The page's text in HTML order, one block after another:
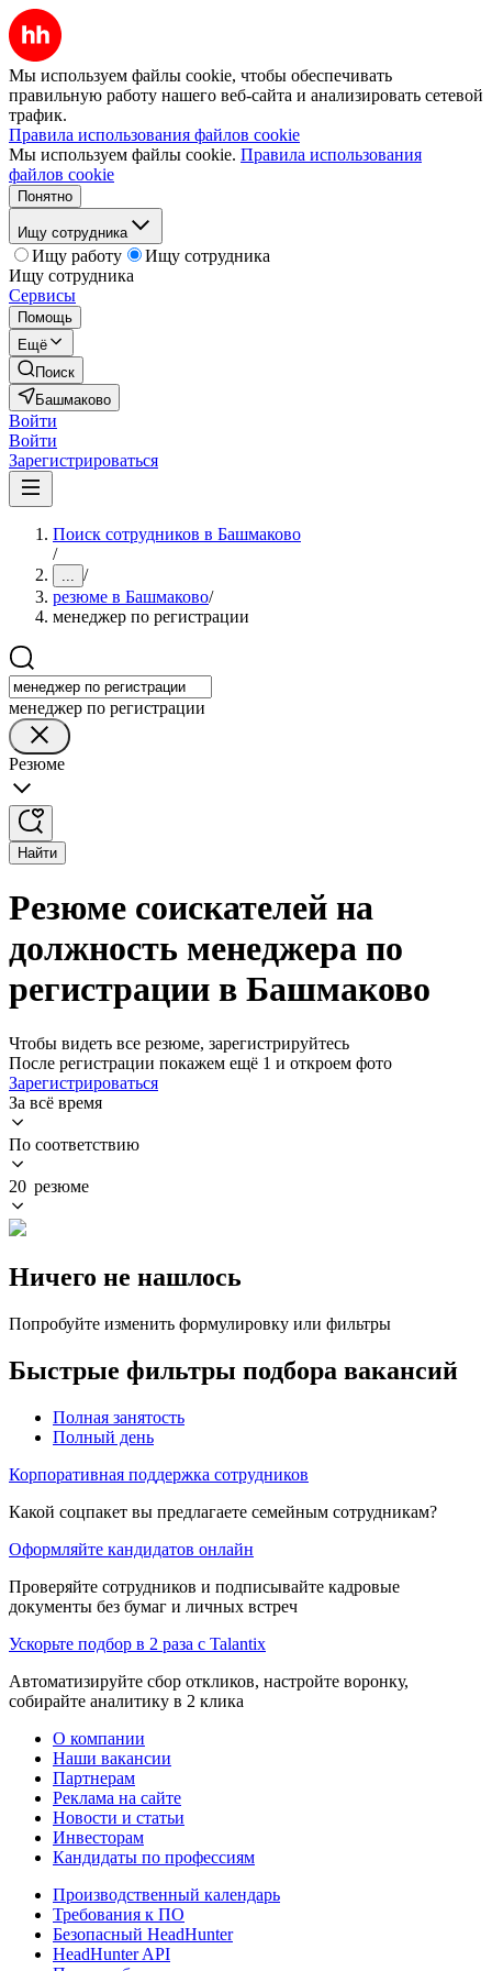
Мы используем файлы cookie, чтобы обеспечивать
правильную работу нашего веб-сайта и анализировать сетевой
трафик.
Правила использования файлов cookie
Мы используем файлы cookie. Правила использования
файлов cookie
Понятно
Ищу сотрудника
Ищу работу
Ищу сотрудника
Ищу сотрудника
Сервисы
Помощь
Ещё
Поиск
Башмаково
Войти
Войти
Зарегистрироваться
Поиск сотрудников в Башмаково
/
... /
резюме в Башмаково/
менеджер по регистрации
менеджер по регистрации
Резюме
Найти
Резюме соискателей на
должность менеджера по
регистрации в Башмаково
Чтобы видеть все резюме, зарегистрируйтесь
После регистрации покажем ещё 1 и откроем фото
Зарегистрироваться
За всё время
По соответствию
20 резюме
Ничего не нашлось
Попробуйте изменить формулировку или фильтры
Быстрые фильтры подбора вакансий
Полная занятость
Полный день
Корпоративная поддержка сотрудников
Какой соцпакет вы предлагаете семейным сотрудникам?
Оформляйте кандидатов онлайн
Проверяйте сотрудников и подписывайте кадровые
документы без бумаг и личных встреч
Ускорьте подбор в 2 раза с Talantix
Автоматизируйте сбор откликов, настройте воронку,
собирайте аналитику в 2 клика
О компании
Наши вакансии
Партнерам
Реклама на сайте
Новости и статьи
Инвесторам
Кандидаты по профессиям
Производственный календарь
Требования к ПО
Безопасный HeadHunter
HeadHunter API